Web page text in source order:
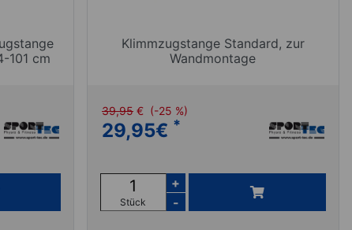
101 cm
Klimmzugstange Standard, zur
Wandmontage
39,95 € (-25 %)
29,95€ *
Stück
+
-